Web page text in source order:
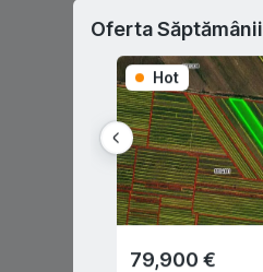
Etaj
Oferta Săptămânii
Hot
79,900 €